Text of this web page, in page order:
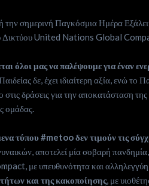
σημερινή Παγκόσμια Ημέρα
Δικτύου United Nations Global
όλοι μας να παλέψουμε για έναν
δε, έχει ιδιαίτερη αξία, ενώ
δράσεις για την αποκατάσταση
ομάδας.
τύπου #metoo δεν τιμούν τις
αποτελεί μία σοβαρή
με υπευθυνότητα και αλληλεγγύη
και της κακοποίησης, με